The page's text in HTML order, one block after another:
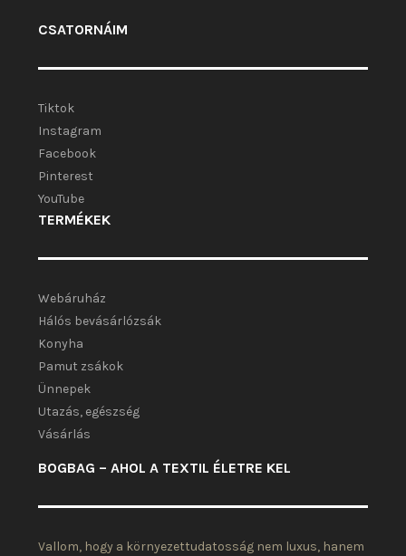
CSATORNÁIM
Tiktok
Instagram
Facebook
Pinterest
YouTube
TERMÉKEK
Webáruház
Hálós bevásárlózsák
Konyha
Pamut zsákok
Ünnepek
Utazás, egészség
Vásárlás
BOGBAG – AHOL A TEXTIL ÉLETRE KEL
Vallom, hogy a környezettudatosság nem luxus, hanem